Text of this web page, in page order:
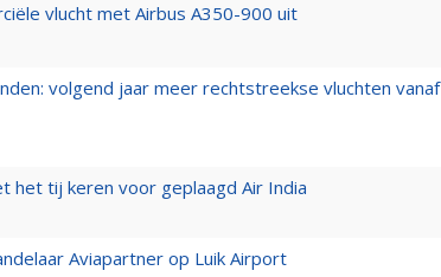
vlucht met Airbus A350-900 uit
volgend jaar meer rechtstreekse vluchten vanaf
het tij keren voor geplaagd Air India
Aviapartner op Luik Airport